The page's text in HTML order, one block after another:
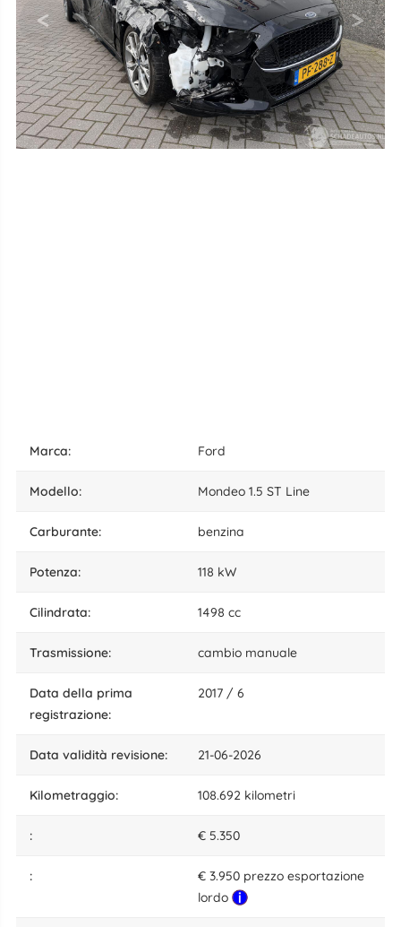
marca: Ford
modello: Mondeo 1.5 ST Line
carburante: benzina
potenza: 118 kW
cilindrata: 1498 cc
trasmissione: cambio manuale
data della prima
registrazione:
2017 / 6
data validità revisione: 21-06-2026
kilometraggio: 108.692 kilometri
: € 5.350
:
€ 3.950 prezzo esportazione
lordo